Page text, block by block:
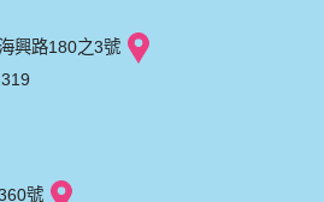
興路180之3號
號